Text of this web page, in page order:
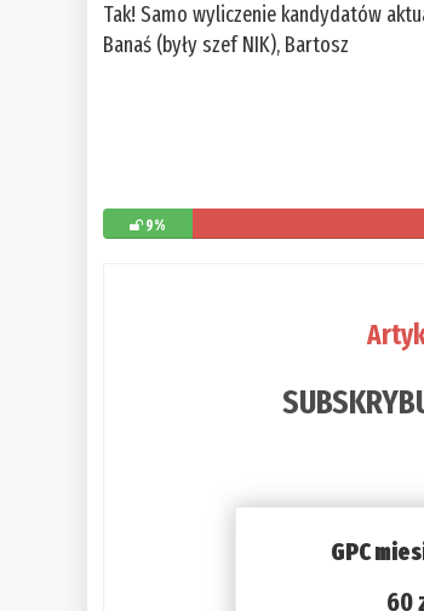
Tak! Samo wyliczenie kandydatów
Banaś (były szef NIK), Bartosz
9%
GPC
60